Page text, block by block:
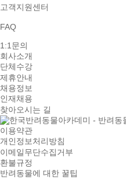
고객지원센터
FAQ
1:1문의
회사소개
단체수강
제휴안내
채용정보
인재채용
찾아오시는 길
이용약관
개인정보처리방침
이메일무단수집거부
환불규정
반려동물에 대한 꿀팁